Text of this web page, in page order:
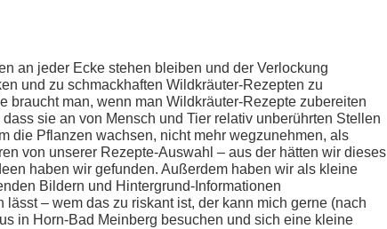
an jeder Ecke stehen bleiben und der Verlockung
und zu schmackhaften Wildkräuter-Rezepten zu
braucht man, wenn man Wildkräuter-Rezepte zubereiten
sie an von Mensch und Tier relativ unberührten Stellen
die Pflanzen wachsen, nicht mehr wegzunehmen, als
von unserer Rezepte-Auswahl – aus der hätten wir dieses
haben wir gefunden. Außerdem haben wir als kleine
Bildern und Hintergrund-Informationen
– wem das zu riskant ist, der kann mich gerne (nach
in Horn-Bad Meinberg besuchen und sich eine kleine